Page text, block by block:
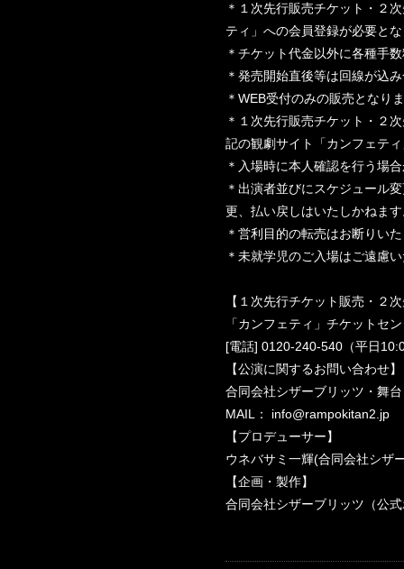
＊１次先行販売チケット・２
ティ」への会員登録が必要と
＊チケット代金以外に各種手
＊発売開始直後等は回線が込
＊WEB受付のみの販売となり
＊１次先行販売チケット・２
記の観劇サイト「カンフェテ
＊入場時に本人確認を行う場
＊出演者並びにスケジュール
更、払い戻しはいたしかねま
＊営利目的の転売はお断りい
＊未就学児のご入場はご遠慮
【１次先行チケット販売・２
「カンフェティ」チケットセ
[電話] 0120-240-540（平日
【公演に関するお問い合わせ】
合同会社シザーブリッツ・舞
MAIL： info@rampokitan2.jp
【プロデューサー】
ウネバサミ一輝(合同会社シザ
【企画・製作】
合同会社シザーブリッツ（公